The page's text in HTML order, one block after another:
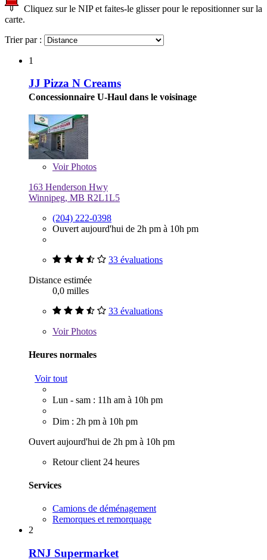
Cliquez sur le NIP et faites-le glisser pour le repositionner sur la
carte.
Trier par :
1
JJ Pizza N Creams
Concessionnaire U-Haul dans le voisinage
VoirPhotos
163 Henderson Hwy
Winnipeg, MB R2L1L5
(204) 222-0398
Ouvert aujourd'hui de 2h pm à 10h pm
33 évaluations
Distance estimée
0,0 milles
33 évaluations
VoirPhotos
Heures normales
Voir tout
Lun - sam : 11h am à 10h pm
Dim : 2h pm à 10h pm
Ouvert aujourd'hui de 2h pm à 10h pm
Retour client 24 heures
Services
Camions de déménagement
Remorques et remorquage
2
RNJ Supermarket